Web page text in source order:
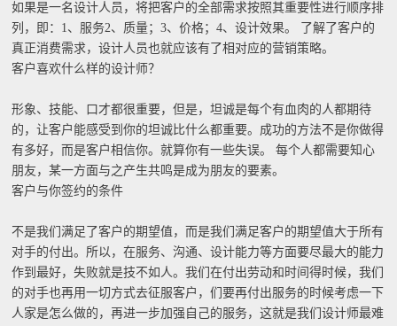
如果是一名设计人员，将把客户的全部需求按照其重要性进行顺序排
列，即：1、服务2、质量；3、价格；4、设计效果。 了解了客户的
真正消费需求，设计人员也就应该有了相对应的营销策略。
客户喜欢什么样的设计师？
形象、技能、口才都很重要，但是，坦诚是每个有血肉的人都期待
的，让客户能感受到你的坦诚比什么都重要。成功的方法不是你做得
有多好，而是客户相信你。就算你有一些失误。 每个人都需要知心
朋友，某一方面与之产生共鸣是成为朋友的要素。
客户与你签约的条件
不是我们满足了客户的期望值，而是我们满足客户的期望值大于所有
对手的付出。所以，在服务、沟通、设计能力等方面要尽最大的能力
作到最好，失败就是技不如人。我们在付出劳动和时间得时候，我们
的对手也再用一切方式去征服客户，们要再付出服务的时候考虑一下
人家是怎么做的，再进一步加强自己的服务，这就是我们设计师最难